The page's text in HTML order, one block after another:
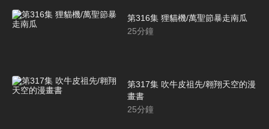
第316集 狸貓機/萬聖節暴走南瓜
25分鐘
第317集 吹牛皮祖先/翱翔天空的漫
畫書
25分鐘